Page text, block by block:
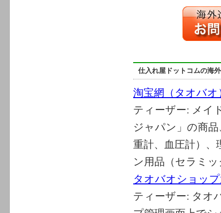
仕入れ屋ドットコムの海
淘宝網（タオバ
ティーザー: メイ
ジャパン」の商
重計、血圧計）、
ン用品（セラミッ
タオバオショッ
ティーザー: タオ